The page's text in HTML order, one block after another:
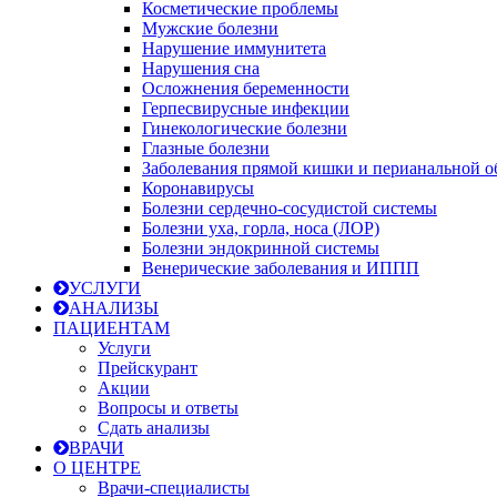
Косметические проблемы
Мужские болезни
Нарушение иммунитета
Нарушения сна
Осложнения беременности
Герпесвирусные инфекции
Гинекологические болезни
Глазные болезни
Заболевания прямой кишки и перианальной
Коронавирусы
Болезни сердечно-сосудистой системы
Болезни уха, горла, носа (ЛОР)
Болезни эндокринной системы
Венерические заболевания и ИППП
УСЛУГИ
АНАЛИЗЫ
ПАЦИЕНТАМ
Услуги
Прейскурант
Акции
Вопросы и ответы
Сдать анализы
ВРАЧИ
О ЦЕНТРЕ
Врачи-специалисты